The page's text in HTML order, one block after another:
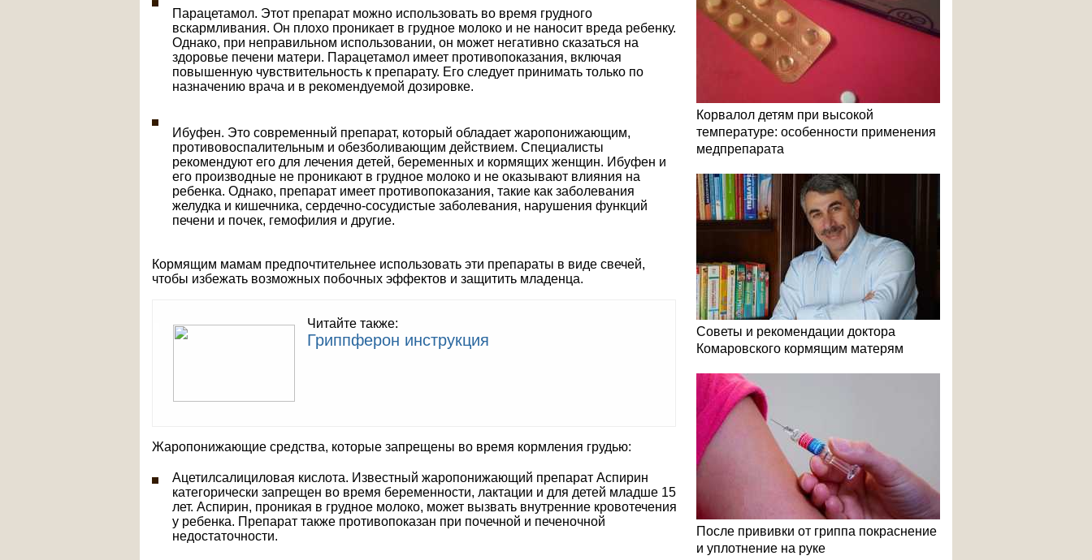
Парацетамол. Этот препарат можно использовать во время грудного
вскармливания. Он плохо проникает в грудное молоко и не наносит вреда ребенку.
Однако, при неправильном использовании, он может негативно сказаться на
здоровье печени матери. Парацетамол имеет противопоказания, включая
повышенную чувствительность к препарату. Его следует принимать только по
назначению врача и в рекомендуемой дозировке.
Ибуфен. Это современный препарат, который обладает жаропонижающим,
противовоспалительным и обезболивающим действием. Специалисты
рекомендуют его для лечения детей, беременных и кормящих женщин. Ибуфен и
его производные не проникают в грудное молоко и не оказывают влияния на
ребенка. Однако, препарат имеет противопоказания, такие как заболевания
желудка и кишечника, сердечно-сосудистые заболевания, нарушения функций
печени и почек, гемофилия и другие.
Кормящим мамам предпочтительнее использовать эти препараты в виде свечей,
чтобы избежать возможных побочных эффектов и защитить младенца.
Читайте также:
Гриппферон инструкция
Жаропонижающие средства, которые запрещены во время кормления грудью:
Ацетилсалициловая кислота. Известный жаропонижающий препарат Аспирин
категорически запрещен во время беременности, лактации и для детей младше 15
лет. Аспирин, проникая в грудное молоко, может вызвать внутренние кровотечения
у ребенка. Препарат также противопоказан при почечной и печеночной
недостаточности.
Корвалол детям при высокой
температуре: особенности применения
медпрепарата
Советы и рекомендации доктора
Комаровского кормящим матерям
После прививки от гриппа покраснение
и уплотнение на руке